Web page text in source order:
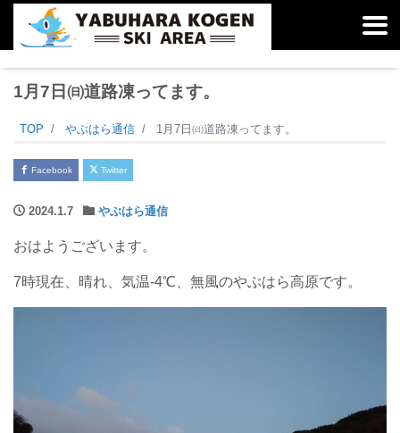
1月7日㈰道路凍ってます。
TOP やぶはら通信 1月7日㈰道路凍ってます。
Facebook Twitter
2024.1.7 やぶはら通信
おはようございます。
7時現在、晴れ、気温-4℃、無風のやぶはら高原です。